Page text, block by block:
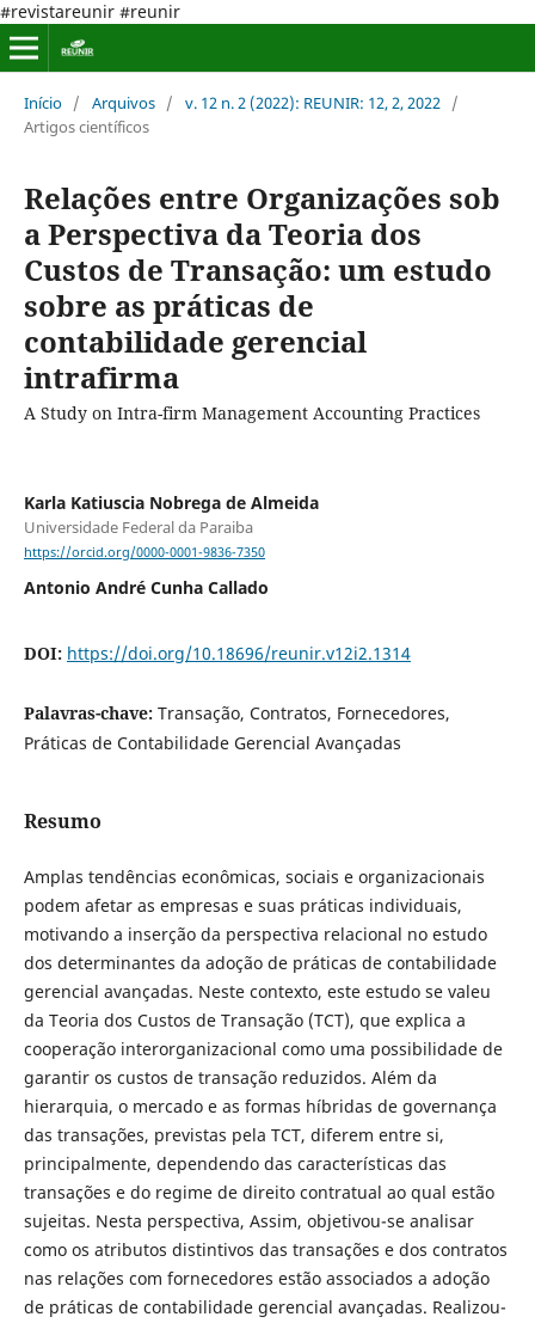
#revistareunir #reunir
Início / Arquivos / v. 12 n. 2 (2022): REUNIR: 12, 2, 2022 /
Artigos científicos
Relações entre Organizações sob
a Perspectiva da Teoria dos
Custos de Transação: um estudo
sobre as práticas de
contabilidade gerencial
intrafirma
A Study on Intra-firm Management Accounting Practices
Karla Katiuscia Nobrega de Almeida
Universidade Federal da Paraiba
https://orcid.org/0000-0001-9836-7350
Antonio André Cunha Callado
DOI: https://doi.org/10.18696/reunir.v12i2.1314
Palavras-chave: Transação, Contratos, Fornecedores,
Práticas de Contabilidade Gerencial Avançadas
Resumo
Amplas tendências econômicas, sociais e organizacionais
podem afetar as empresas e suas práticas individuais,
motivando a inserção da perspectiva relacional no estudo
dos determinantes da adoção de práticas de contabilidade
gerencial avançadas. Neste contexto, este estudo se valeu
da Teoria dos Custos de Transação (TCT), que explica a
cooperação interorganizacional como uma possibilidade de
garantir os custos de transação reduzidos. Além da
hierarquia, o mercado e as formas híbridas de governança
das transações, previstas pela TCT, diferem entre si,
principalmente, dependendo das características das
transações e do regime de direito contratual ao qual estão
sujeitas. Nesta perspectiva, Assim, objetivou-se analisar
como os atributos distintivos das transações e dos contratos
nas relações com fornecedores estão associados a adoção
de práticas de contabilidade gerencial avançadas. Realizou-